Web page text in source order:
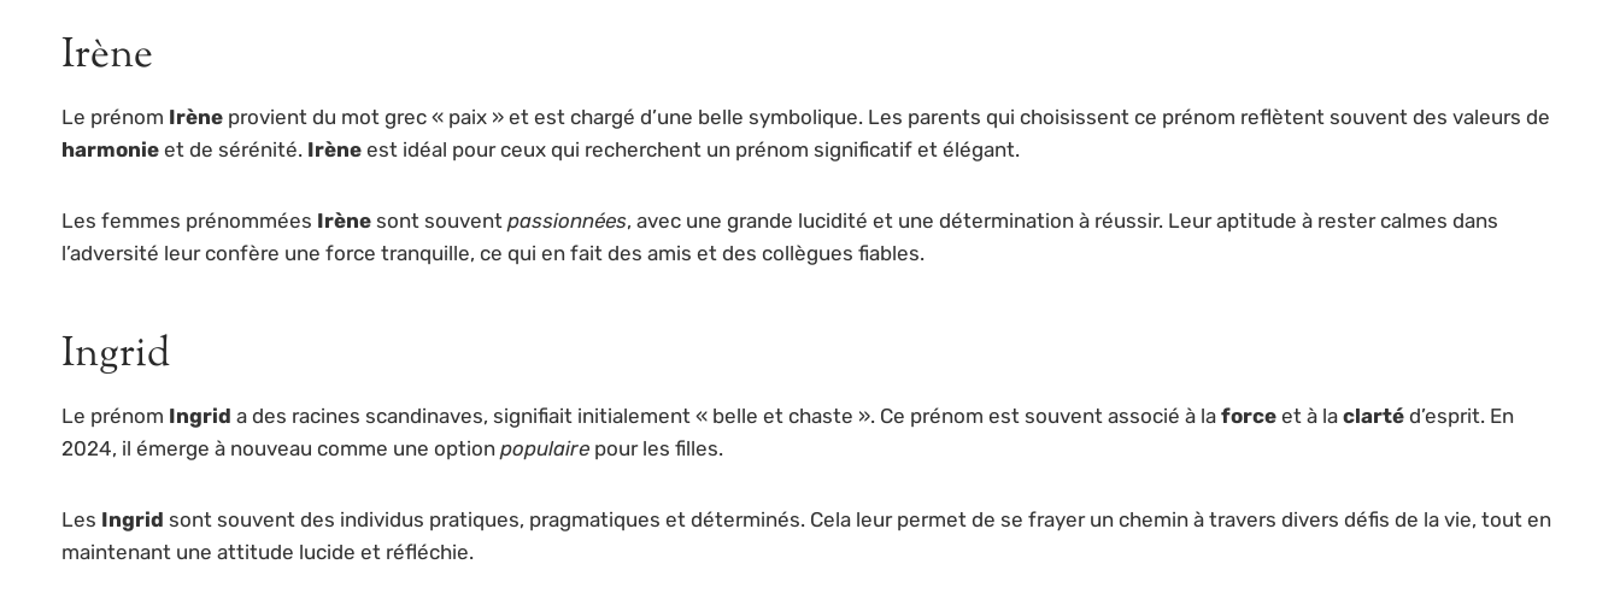
Irène
Le prénom Irène provient du mot grec « paix » et est chargé d’une belle symbolique. Les parents qui choisissent ce prénom reflètent souvent des valeurs de
harmonie et de sérénité. Irène est idéal pour ceux qui recherchent un prénom significatif et élégant.
Les femmes prénommées Irène sont souvent passionnées, avec une grande lucidité et une détermination à réussir. Leur aptitude à rester calmes dans
l’adversité leur confère une force tranquille, ce qui en fait des amis et des collègues fiables.
Ingrid
Le prénom Ingrid a des racines scandinaves, signifiait initialement « belle et chaste ». Ce prénom est souvent associé à la force et à la clarté d’esprit. En
2024, il émerge à nouveau comme une option populaire pour les filles.
Les Ingrid sont souvent des individus pratiques, pragmatiques et déterminés. Cela leur permet de se frayer un chemin à travers divers défis de la vie, tout en
maintenant une attitude lucide et réfléchie.